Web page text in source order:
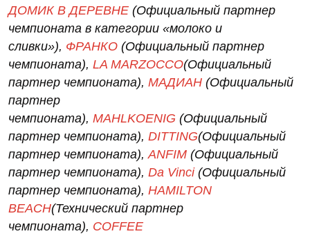
ДОМИК В ДЕРЕВНЕ (Официальный партнер
чемпионата в категории «молоко и
сливки»), ФРАНКО (Официальный партнер
чемпионата), LA MARZOCCO(Официальный
партнер чемпионата), МАДИАН (Официальный
партнер
чемпионата), MAHLKOENIG (Официальный
партнер чемпионата), DITTING(Официальный
партнер чемпионата), ANFIM (Официальный
партнер чемпионата), Da Vinci(Официальный
партнер чемпионата), HAMILTON
BEACH(Технический партнер
чемпионата), COFFEE